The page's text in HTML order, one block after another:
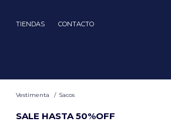
TIENDAS CONTACTO
Vestimenta Sacos
SALE HASTA 50%OFF